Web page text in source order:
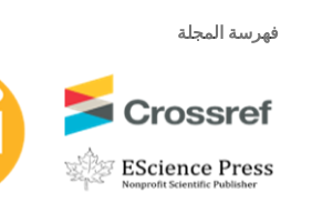
فهرسة المجلة